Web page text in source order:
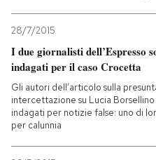
28/7/2015
I due giornalisti dell’Espresso
indagati per il caso Crocetta
Gli autori dell’articolo sulla
intercettazione su Lucia Borsellino
indagati per notizie false: uno di
per calunnia